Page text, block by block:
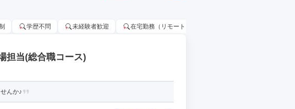
学歴不問 未経験者歓迎 在宅勤務（リモートワーク）OK
担当(総合職コース)
んか♪